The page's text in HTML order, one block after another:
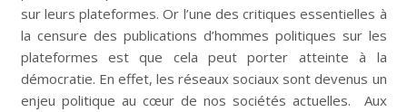
sur leurs plateformes. Or l’une des critiques essentielles à
la censure des publications d’hommes politiques sur les
plateformes est que cela peut porter atteinte à la
démocratie. En effet, les réseaux sociaux sont devenus un
enjeu politique au cœur de nos sociétés actuelles. Aux